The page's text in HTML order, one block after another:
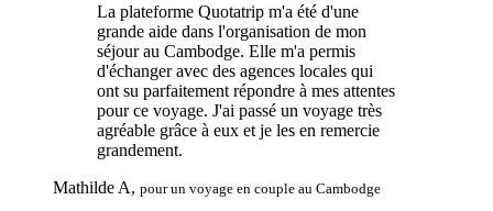
La plateforme Quotatrip m'a été d'une
grande aide dans l'organisation de mon
séjour au Cambodge. Elle m'a permis
d'échanger avec des agences locales qui
ont su parfaitement répondre à mes attentes
pour ce voyage. J'ai passé un voyage très
agréable grâce à eux et je les en remercie
grandement.
Mathilde A, pour un voyage en couple au Cambodge